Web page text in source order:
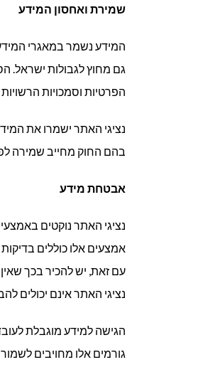
שמירת ואחסון המידע
המידע נשמר במאגרי
גם מחוץ לגבולות ישראל.
הפרטיות וסמכויות
נציגי האתר ישמרו את
בהם החוק מחייב שמירה
אבטחת מידע
נציגי האתר נוקטים
אמצעים אלו כוללים
עם זאת, יש להכיר בכך
נציגי האתר אינם יכולים
הגישה למידע מוגבלת
גורמים אלו מחויבים